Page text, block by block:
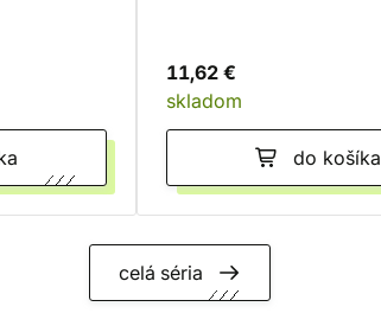
11,62 €
skladom
do košíka
celá séria